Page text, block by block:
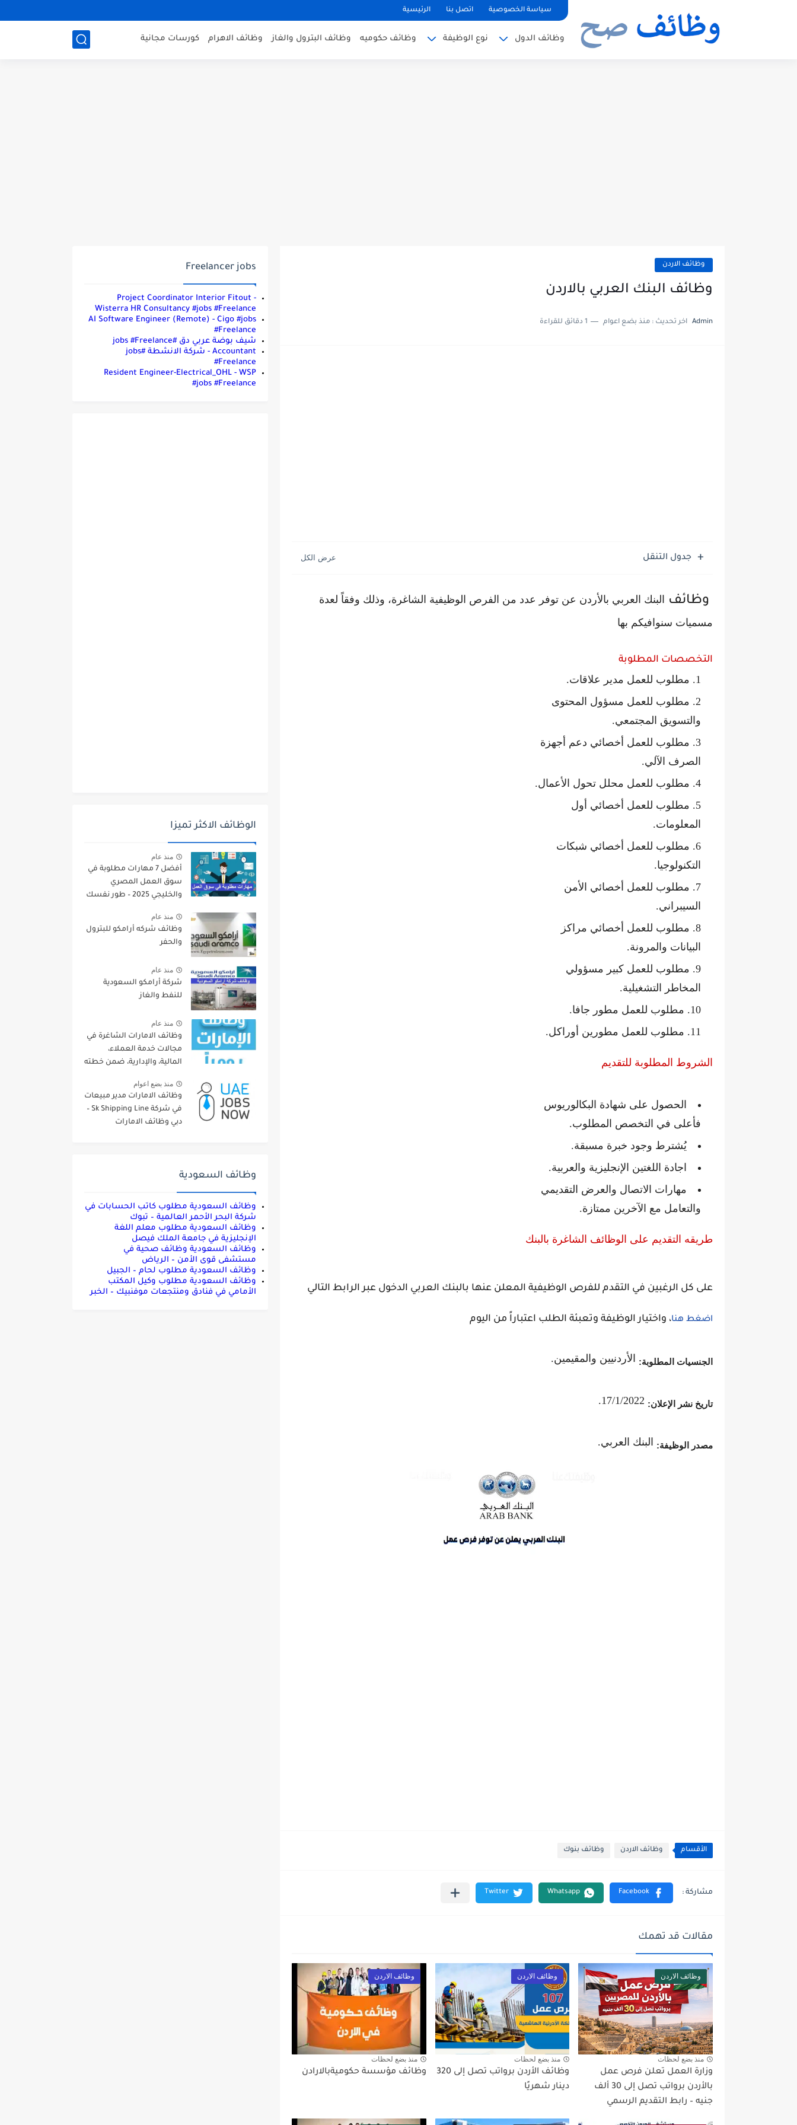
سياسة الخصوصية اتصل بنا الرئيسية
وظائف الدول نوع الوظيفة وظائف حكوميه وظائف البترول والغاز وظائف الاهرام كورسات مجانية
وظائف الاردن
وظائف البنك العربي بالاردن
Admin اخر تحديث : منذ بضع اعوام 1 دقائق للقراءة
جدول التنقل
وظائف
البنك العربي بالأردن عن توفر عدد من الفرص الوظيفية الشاغرة، وذلك وفقاً لعدة
مسميات سنوافيكم بها
التخصصات المطلوبة
مطلوب للعمل مدير علاقات.
مطلوب للعمل مسؤول المحتوى
والتسويق المجتمعي.
مطلوب للعمل أخصائي دعم أجهزة
الصرف الآلي.
مطلوب للعمل محلل تحول الأعمال.
مطلوب للعمل أخصائي أول
المعلومات.
مطلوب للعمل أخصائي شبكات
التكنولوجيا.
مطلوب للعمل أخصائي الأمن
السيبراني.
مطلوب للعمل أخصائي مراكز
البيانات والمرونة.
مطلوب للعمل كبير مسؤولي
المخاطر التشغيلية.
مطلوب للعمل مطور جافا.
مطلوب للعمل مطورين أوراكل.
الشروط المطلوبة للتقديم
الحصول على شهادة البكالوريوس
فأعلى في التخصص المطلوب.
يُشترط وجود خبرة مسبقة.
اجادة اللغتين الإنجليزية والعربية.
مهارات الاتصال والعرض التقديمي
والتعامل مع الآخرين ممتازة.
طريقه التقديم على الوظائف الشاغرة بالبنك
على كل الرغبين في التقدم للفرص الوظيفية المعلن عنها بالبنك العربي الدخول عبر الرابط التالي
اضغط هنا، واختيار الوظيفة وتعبئة الطلب اعتباراً من اليوم
الجنسيات المطلوبة: الأردنيين والمقيمين.
تاريخ نشر الإعلان:
مصدر الوظيفة: البنك العربي.
الأقسام وظائف الاردن وظائف بنوك
مقالات قد تهمك
وظائف الاردن
منذ بضع لحظات
وزارة العمل تعلن فرص عمل
بالأردن برواتب تصل إلى 30 ألف
جنيه – رابط التقديم الرسمي
وظائف الاردن
منذ بضع لحظات
وظائف الأردن برواتب تصل إلى 320
دينار شهريًا
وظائف الاردن
منذ بضع لحظات
وظائف مؤسسة حكوميةبالارادن
Freelancer jobs
Project Coordinator Interior Fitout -
Wisterra HR Consultancy #jobs #Freelance
AI Software Engineer (Remote) - Cigo #jobs
#Freelance
شيف بوضة عربي دق #jobs #Freelance
Accountant - شركة الانشطة #jobs
#Freelance
Resident Engineer-Electrical_OHL - WSP
#jobs #Freelance
الوظائف الاكثر تميزا
منذ عام
أفضل 7 مهارات مطلوبة في
سوق العمل المصري
والخليجي 2025 – طور نفسك
منذ عام
وظائف شركه أرامكو للبترول
والحفر
منذ عام
شركة أرامكو السعودية
للنفط والغاز
منذ عام
وظائف الامارات الشاغرة في
مجالات خدمة العملاء،
المالية، والإدارية، ضمن خطته
منذ بضع اعوام
وظائف الامارات مدير مبيعات
في شركة Sk Shipping Line –
دبي وظائف الامارات
وظائف السعودية
وظائف السعودية مطلوب كاتب الحسابات في
شركة البحر الأحمر العالمية – تبوك
وظائف السعودية مطلوب معلم اللغة
الإنجليزية في جامعة الملك فيصل
وظائف السعودية وظائف صحية في
مستشفى قوى الأمن – الرياض
وظائف السعودية مطلوب لحام – الجبيل
وظائف السعودية مطلوب وكيل المكتب
الأمامي في فنادق ومنتجعات موفنبيك – الخبر